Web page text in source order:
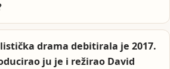
drama debitirala je 2017.
ju je i režirao David